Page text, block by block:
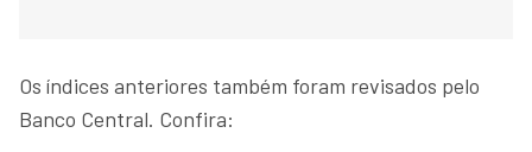
Os índices anteriores também foram revisados pelo
Banco Central. Confira: